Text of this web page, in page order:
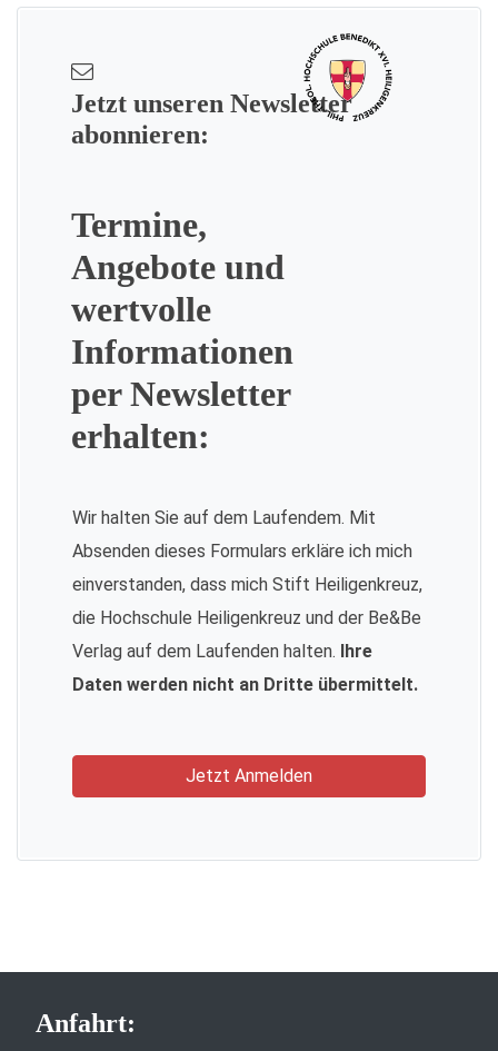
Jetzt unseren Newsletter
abonnieren:
Termine,
Angebote und
wertvolle
Informationen
per Newsletter
erhalten:
Wir halten Sie auf dem Laufendem. Mit
Absenden dieses Formulars erkläre ich mich
einverstanden, dass mich Stift Heiligenkreuz,
die Hochschule Heiligenkreuz und der Be&Be
Verlag auf dem Laufenden halten.
Ihre
Daten werden nicht an Dritte übermittelt.
Jetzt Anmelden
Anfahrt: